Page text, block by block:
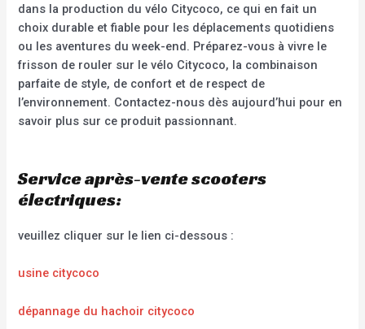
dans la production du vélo Citycoco, ce qui en fait un
choix durable et fiable pour les déplacements quotidiens
ou les aventures du week-end. Préparez-vous à vivre le
frisson de rouler sur le vélo Citycoco, la combinaison
parfaite de style, de confort et de respect de
l’environnement. Contactez-nous dès aujourd’hui pour en
savoir plus sur ce produit passionnant.
Service après-vente scooters
électriques:
veuillez cliquer sur le lien ci-dessous :
usine citycoco
dépannage du hachoir citycoco